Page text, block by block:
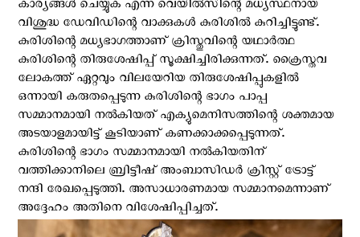
കാര്യങ്ങൾ ചെയ്യുക എന്ന വെയിൽസിന്റെ മധ്യസ്ഥനായ
വിശുദ്ധ ഡേവിഡിന്റെ വാക്കുകൾ കുരിശിൽ കുറിച്ചിട്ടുണ്ട്.
കുരിശിന്റെ മധ്യഭാഗത്താണ് ക്രിസ്തുവിന്റെ യഥാര്‍ത്ഥ
കുരിശിന്റെ തിരുശേഷിപ്പ് സൂക്ഷിച്ചിരിക്കുന്നത്. ക്രൈസ്തവ
ലോകത്ത് ഏറ്റവും വിലയേറിയ തിരുശേഷിപ്പുകളിൽ
ഒന്നായി കരുതപ്പെടുന്ന കുരിശിന്റെ ഭാഗം പാപ്പ
സമ്മാനമായി നൽകിയത് എക്യുമെനിസത്തിന്റെ ശക്തമായ
അടയാളമായിട്ട് കൂടിയാണ് കണക്കാക്കപ്പെടുന്നത്.
കുരിശിന്റെ ഭാഗം സമ്മാനമായി നൽകിയതിന്
വത്തിക്കാനിലെ ബ്രിട്ടീഷ് അംബാസിഡർ ക്രിസ്റ്റ് ട്രോട്ട്
നന്ദി രേഖപ്പെടുത്തി. അസാധാരണമായ സമ്മാനമെന്നാണ്
അദ്ദേഹം അതിനെ വിശേഷിപ്പിച്ചത്.